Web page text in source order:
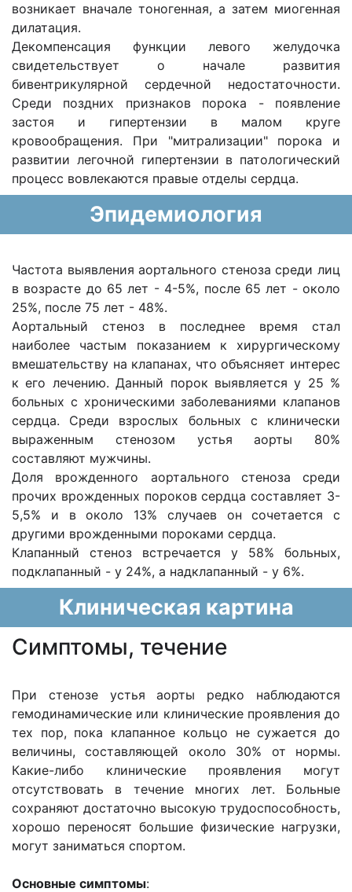
возникает вначале тоногенная, а затем миогенная
дилатация.
Декомпенсация функции левого желудочка
свидетельствует о начале развития
бивентрикулярной сердечной недостаточности.
Среди поздних признаков порока - появление
застоя и гипертензии в малом круге
кровообращения. При "митрализации" порока и
развитии легочной гипертензии в патологический
процесс вовлекаются правые отделы сердца.
Эпидемиология
Частота выявления аортального стеноза среди лиц
в возрасте до 65 лет - 4-5%, после 65 лет - около
25%, после 75 лет - 48%.
Аортальный стеноз в последнее время стал
наиболее частым показанием к хирургическому
вмешательству на клапанах, что объясняет интерес
к его лечению. Данный порок выявляется у 25 %
больных с хроническими заболеваниями клапанов
сердца. Среди взрослых больных с клинически
выраженным стенозом устья аорты 80%
составляют мужчины.
Доля врожденного аортального стеноза среди
прочих врожденных пороков сердца составляет 3-
5,5% и в около 13% случаев он сочетается с
другими врожденными пороками сердца.
Клапанный стеноз встречается у 58% больных,
подклапанный - у 24%, а надклапанный - у 6%.
Клиническая картина
Cимптомы, течение
При стенозе устья аорты редко наблюдаются
гемодинамические или клинические проявления до
тех пор, пока клапанное кольцо не сужается до
величины, составляющей около 30% от нормы.
Какие-либо клинические проявления могут
отсутствовать в течение многих лет. Больные
сохраняют достаточно высокую трудоспособность,
хорошо переносят большие физические нагрузки,
могут заниматься спортом.
Основные симптомы: